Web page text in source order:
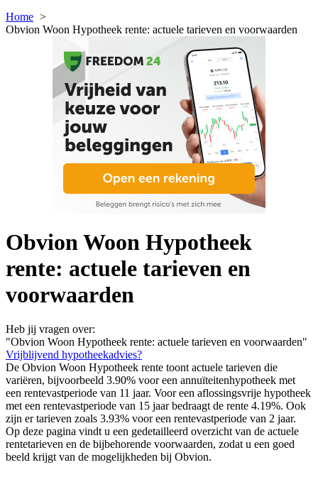
Home
Obvion Woon Hypotheek rente: actuele tarieven en voorwaarden
Obvion Woon Hypotheek
rente: actuele tarieven en
voorwaarden
Heb jij vragen over:
"Obvion Woon Hypotheek rente: actuele tarieven en voorwaarden"
Vrijblijvend hypotheekadvies?
De Obvion Woon Hypotheek rente toont actuele tarieven die
variëren, bijvoorbeeld 3.90% voor een annuïteitenhypotheek met
een rentevastperiode van 11 jaar. Voor een aflossingsvrije hypotheek
met een rentevastperiode van 15 jaar bedraagt de rente 4.19%. Ook
zijn er tarieven zoals 3.93% voor een rentevastperiode van 2 jaar.
Op deze pagina vindt u een gedetailleerd overzicht van de actuele
rentetarieven en de bijbehorende voorwaarden, zodat u een goed
beeld krijgt van de mogelijkheden bij Obvion.